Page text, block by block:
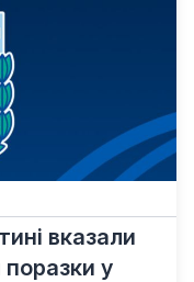
вказали
поразки у